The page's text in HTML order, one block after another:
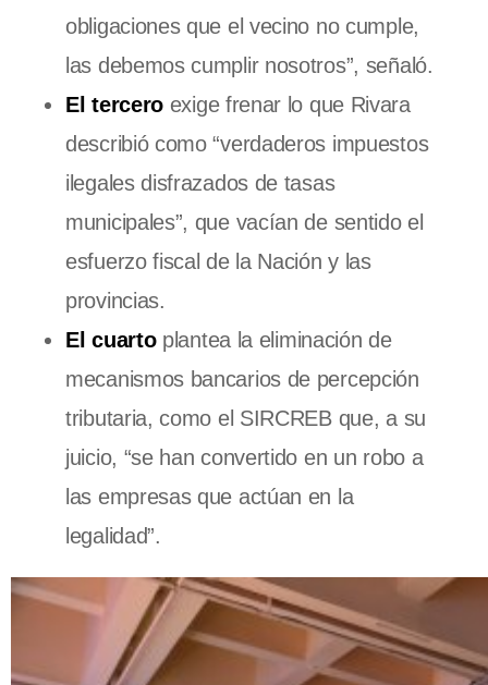
obligaciones que el vecino no cumple,
las debemos cumplir nosotros”, señaló.
El tercero exige frenar lo que Rivara
describió como “verdaderos impuestos
ilegales disfrazados de tasas
municipales”, que vacían de sentido el
esfuerzo fiscal de la Nación y las
provincias.
El cuartoplantea la eliminación de
mecanismos bancarios de percepción
tributaria, como el SIRCREB que, a su
juicio, “se han convertido en un robo a
las empresas que actúan en la
legalidad”.